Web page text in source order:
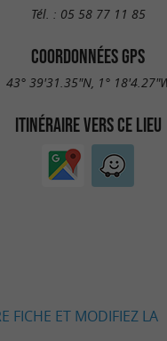
Tél. : 05 58 77 11 85
COORDONNÉES GPS
43° 39'31.35"N, 1°
ITINÉRAIRE VERS CE LIEU
FICHE ET MODIFIEZ LA